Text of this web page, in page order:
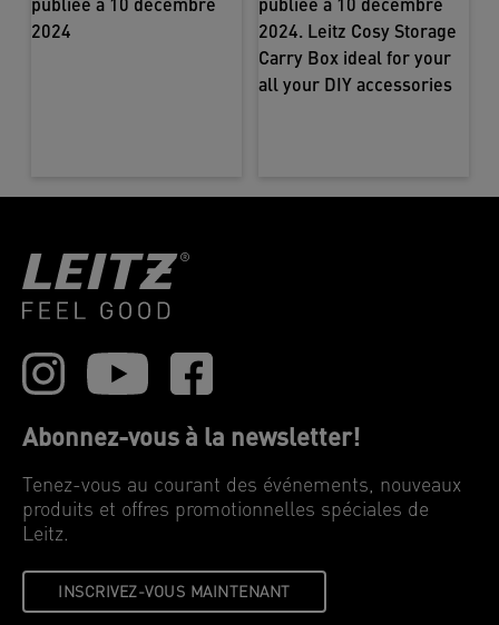
Abonnez-vous à la newsletter!
Tenez-vous au courant des événements, nouveaux
produits et offres promotionnelles spéciales de
Leitz.
INSCRIVEZ-VOUS MAINTENANT